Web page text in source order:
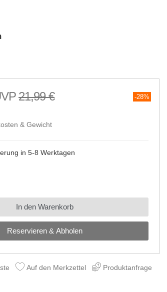
21,99 € 28%
& Gewicht
Reservieren & Abholen
in 5-8 Werktagen
In den Warenkorb
Auf den Merkzettel Produktanfrage